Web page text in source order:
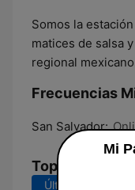
Somos la
matices de salsa
regional
Frecuencias
San Salvador:
Top Canciones
Últimos 7 días
Mi